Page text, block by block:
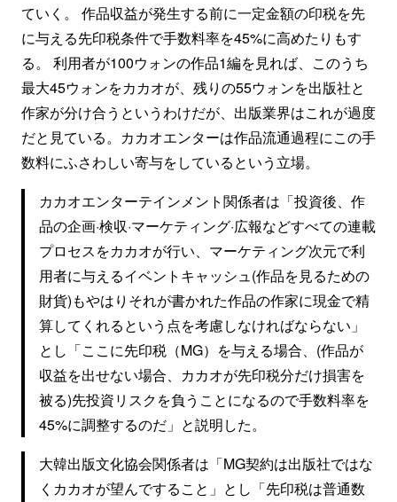
ていく。 作品収益が発生する前に一定金額の印税を先
に与える先印税条件で手数料率を45%に高めたりもす
る。 利用者が100ウォンの作品1編を見れば、このうち
最大45ウォンをカカオが、残りの55ウォンを出版社と
作家が分け合うというわけだが、出版業界はこれが過度
だと見ている。カカオエンターは作品流通過程にこの手
数料にふさわしい寄与をしているという立場。
カカオエンターテインメント関係者は「投資後、作
品の企画·検収·マーケティング·広報などすべての連載
プロセスをカカオが行い、マーケティング次元で利
用者に与えるイベントキャッシュ(作品を見るための
財貨)もやはりそれが書かれた作品の作家に現金で精
算してくれるという点を考慮しなければならない」
とし「ここに先印税（MG）を与える場合、(作品が
収益を出せない場合、カカオが先印税分だけ損害を
被る)先投資リスクを負うことになるので手数料率を
45%に調整するのだ」と説明した。
大韓出版文化協会関係者は「MG契約は出版社ではな
くカカオが望んですること」とし「先印税は普通数